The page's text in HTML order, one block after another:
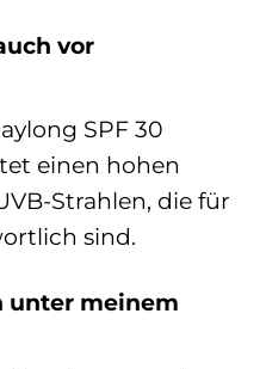
vor
SPF 30
einen hohen
Strahlen, die für
sind.
unter meinem